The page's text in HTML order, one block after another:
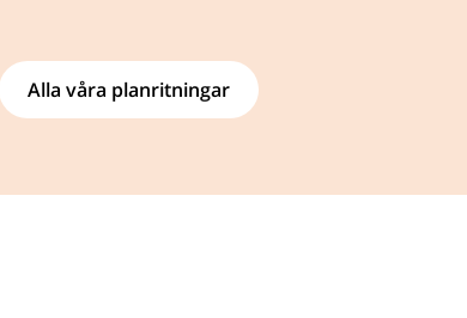
Alla våra planritningar